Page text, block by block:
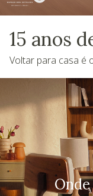
15 anos
Voltar para casa é